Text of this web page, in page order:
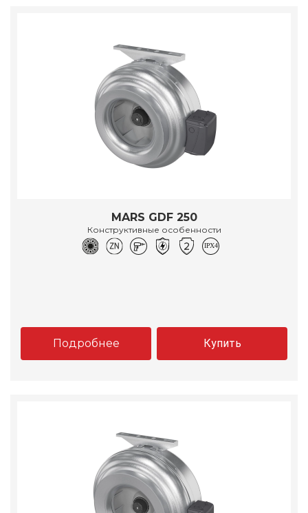
MARS GDF 250
Конструктивные особенности
Подробнее Купить